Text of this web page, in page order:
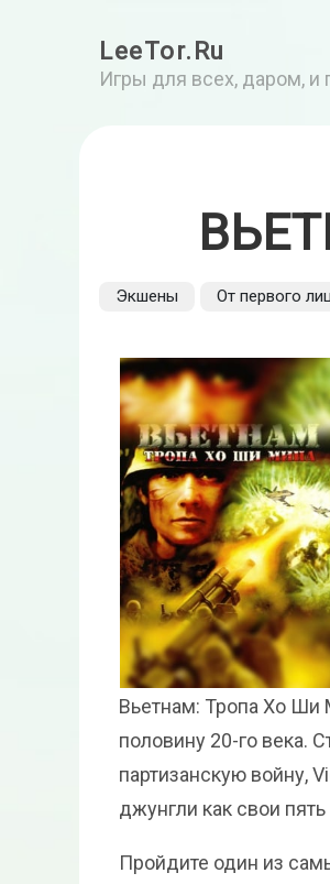
LeeTor.Ru
Игры для всех, даром, и
Экшены От первого
Вьетнам: Тропа Хо Ши
половину 20-го века.
партизанскую войну,
джунгли как свои пять
Пройдите один из